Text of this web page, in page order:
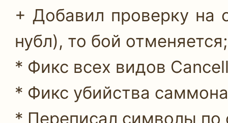
+ Добавил проверку на
нубл), то бой отменяется;
* Фикс всех видов
* Фикс убийства
* Переписал символы по